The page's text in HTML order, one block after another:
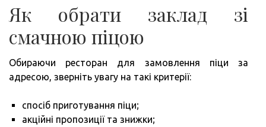
Як обрати заклад зі
смачною піцою
Обираючи ресторан для замовлення піци за
адресою, зверніть увагу на такі критерії:
спосіб приготування піци;
акційні пропозиції та знижки;